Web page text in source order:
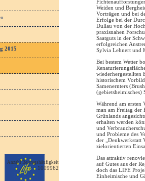
2015
Anzahl Beitragshäufigkeit
1009962
Weiden und
Vorträgen und bei
Erfolge bei der
Dullau von der
praxisnahen
Saatguts in der
erfolgreichen
Sylvia Lehnert und
Bei bestem Wetter
wiederhergestellten
historischem
Samenernters
(gebietsheimisches)
Während am ersten
man am Freitag der
Grünlands
erhalten werden
und
und Probleme des
der „Denkwerkstatt
zielorientierten
Das attraktiv
auf Gutes aus der
doch das LIFE
Einheimische und